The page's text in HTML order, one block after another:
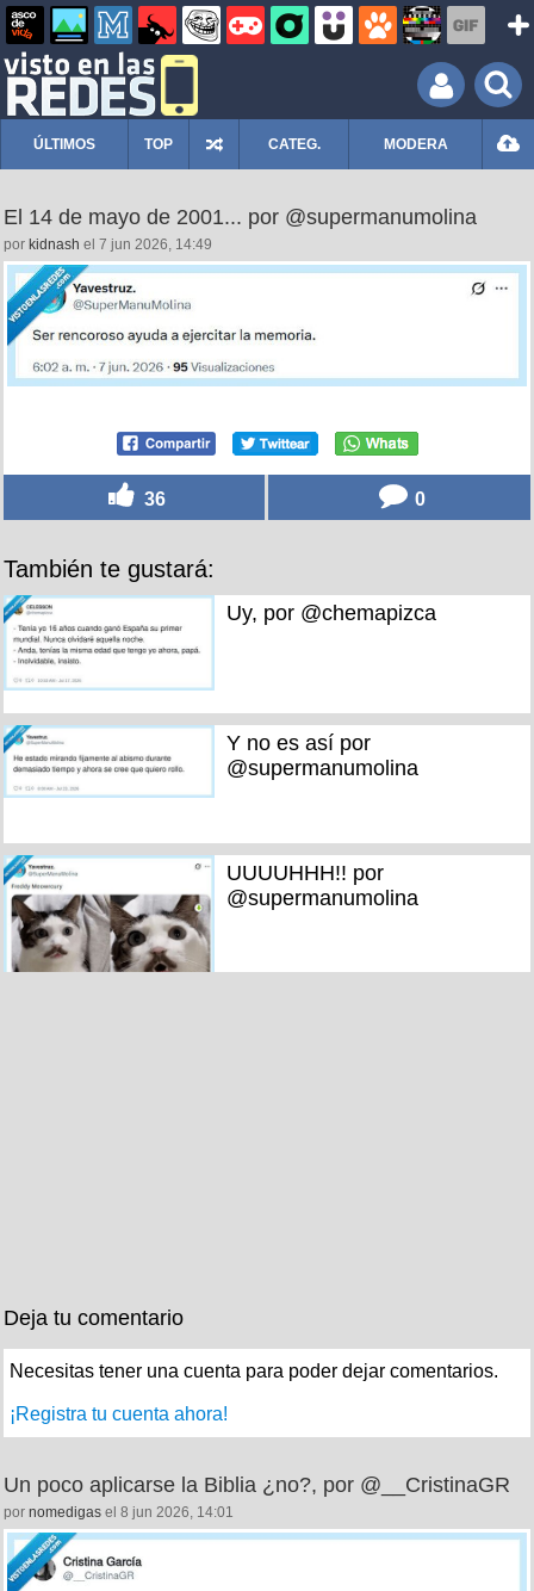
ÚLTIMOS TOP CATEG. MODERA
El 14 de mayo de 2001... por @supermanumolina
por kidnash el 7 jun 2026, 14:49
36 0
También te gustará:
Uy, por @chemapizca
Y no es así por
@supermanumolina
UUUUHHH!! por
@supermanumolina
Deja tu comentario
Necesitas tener una cuenta para poder dejar comentarios.
¡Registra tu cuenta ahora!
Un poco aplicarse la Biblia ¿no?, por @__CristinaGR
por nomedigas el 8 jun 2026, 14:01